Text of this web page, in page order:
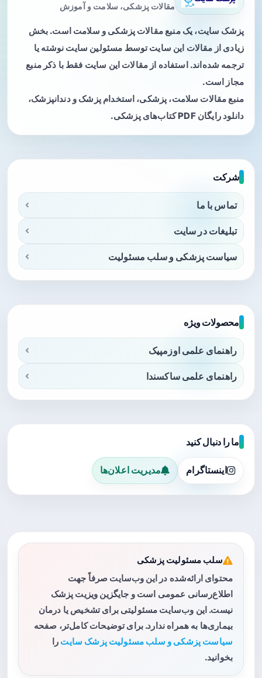
مقالات پزشکی، سلامت و آموزش
پزشک سایت، یک منبع مقالات پزشکی و سلامت است. بخش
زیادی از مقالات این سایت توسط مسئولین سایت نوشته یا
ترجمه شده‌اند. استفاده از مقالات این سایت فقط با ذکر منبع
مجاز است.
منبع مقالات سلامت، پزشکی، استخدام پزشک و دندانپزشک،
دانلود رایگان PDF کتاب‌های پزشکی.
شرکت
تماس با ما
تبلیغات در سایت
سیاست پزشکی و سلب مسئولیت
محصولات ویژه
راهنمای علمی اوزمپیک
راهنمای علمی ساکسندا
ما را دنبال کنید
اینستاگرام مدیریت اعلان‌ها
سلب مسئولیت پزشکی
محتوای ارائه‌شده در این وب‌سایت صرفاً جهت
اطلاع‌رسانی عمومی است و جایگزین ویزیت پزشک
نیست. این وب‌سایت مسئولیتی برای تشخیص یا درمان
بیماری‌ها به همراه ندارد. برای توضیحات کامل‌تر، صفحه
سیاست پزشکی و سلب مسئولیت پزشک سایت را
بخوانید.